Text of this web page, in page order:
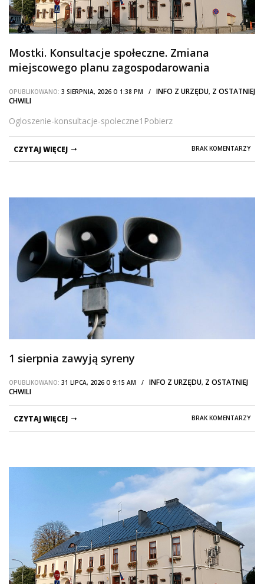
Mostki. Konsultacje społeczne. Zmiana
miejscowego planu zagospodarowania
OPUBLIKOWANO: 3 SIERPNIA, 2026 O 1:38 PM / INFO Z URZĘDU, Z OSTATNIEJ
CHWILI
Ogloszenie-konsultacje-spoleczne1Pobierz
BRAK KOMENTARZY
CZYTAJ WIĘCEJ
1 sierpnia zawyją syreny
OPUBLIKOWANO: 31 LIPCA, 2026 O 9:15 AM / INFO Z URZĘDU, Z OSTATNIEJ
CHWILI
BRAK KOMENTARZY
CZYTAJ WIĘCEJ